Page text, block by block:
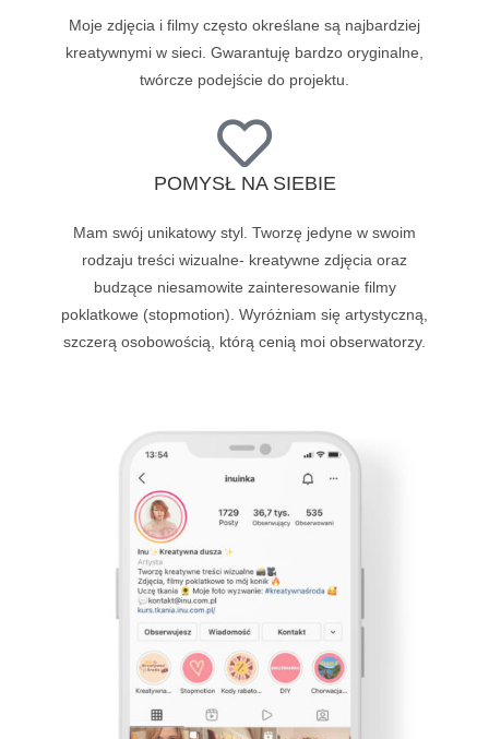
Moje zdjęcia i filmy często określane są najbardziej
kreatywnymi w sieci. Gwarantuję bardzo oryginalne,
twórcze podejście do projektu.
POMYSŁ NA SIEBIE
Mam swój unikatowy styl. Tworzę jedyne w swoim
rodzaju treści wizualne- kreatywne zdjęcia oraz
budzące niesamowite zainteresowanie filmy
poklatkowe (stopmotion). Wyróżniam się artystyczną,
szczerą osobowością, którą cenią moi obserwatorzy.